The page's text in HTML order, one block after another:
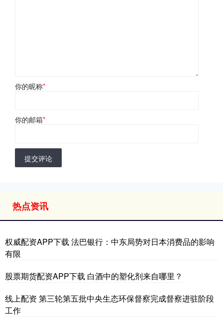
你的昵称*
你的邮箱*
提交评论
热点资讯
权威配资APP下载 法巴银行：中东局势对日本消费品的影响
有限
股票期货配资APP下载 白酒中的塑化剂来自哪里？
线上配资 第三轮第五批中央生态环保督察完成督察进驻阶段
工作